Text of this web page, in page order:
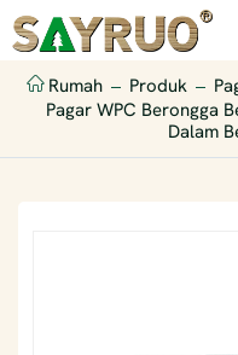
Rumah Produk
Pagar WPC Berongga
Dalam